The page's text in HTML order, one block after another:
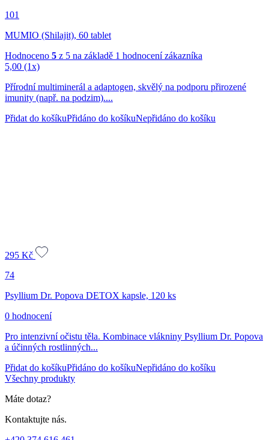
101
MUMIO (Shilajit), 60 tablet
Hodnoceno 5 z 5 na základě 1 hodnocení zákazníka
5,00 (1x)
Přírodní multiminerál a adaptogen, skvělý na podporu přirozené
imunity (např. na podzim)....
Přidat do košíkuPřidáno do košíkuNepřidáno do košíku
295 Kč
74
Psyllium Dr. Popova DETOX kapsle, 120 ks
0 hodnocení
Pro intenzivní očistu těla. Kombinace vlákniny Psyllium Dr. Popova
a účinných rostlinných...
Přidat do košíkuPřidáno do košíkuNepřidáno do košíku
Všechny produkty
Máte dotaz?
Kontaktujte nás.